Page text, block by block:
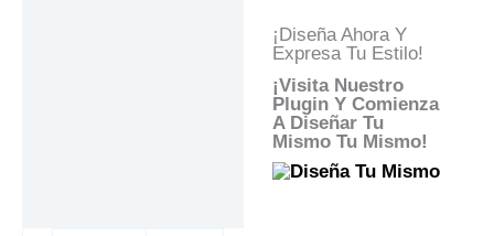
¡Diseña Ahora Y
Expresa Tu Estilo!
¡Visita Nuestro
Plugin Y Comienza
A Diseñar Tu
Mismo Tu Mismo!